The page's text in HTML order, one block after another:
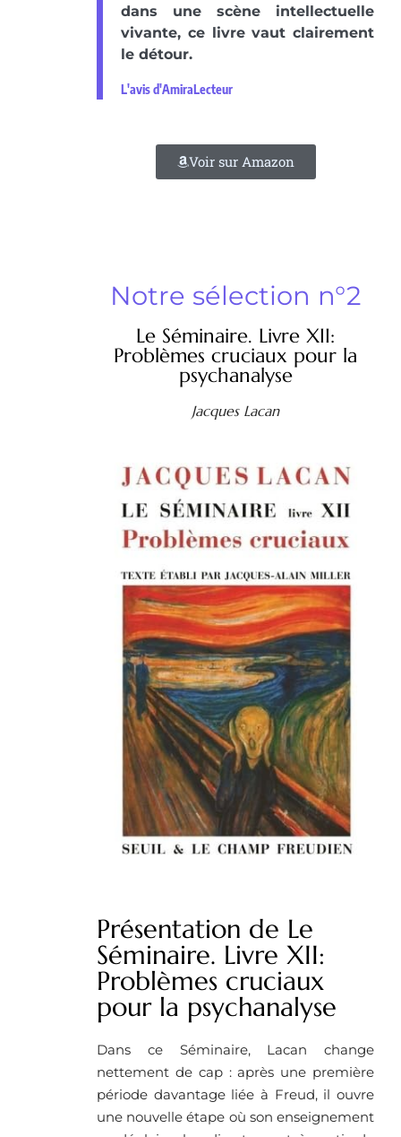
dans une scène intellectuelle
vivante, ce livre vaut clairement
le détour.
L'avis d'AmiraLecteur
Voir sur Amazon
Notre sélection n°2
Le Séminaire. Livre XII:
Problèmes cruciaux pour la
psychanalyse
Jacques Lacan
Présentation de Le
Séminaire. Livre XII:
Problèmes cruciaux
pour la psychanalyse
Dans ce Séminaire, Lacan change
nettement de cap : après une première
période davantage liée à Freud, il ouvre
une nouvelle étape où son enseignement